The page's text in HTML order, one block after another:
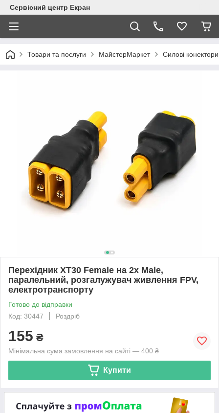
Сервісний центр Екран
Товари та послуги МайстерМаркет Силові конектори
Перехідник XT30 Female на 2х Male,
паралельний, розгалужувач живлення FPV,
електротранспорту
Готово до відправки
Код: 30447
Роздріб
155 ₴
Мінімальна сума замовлення на сайті — 400 ₴
Купити